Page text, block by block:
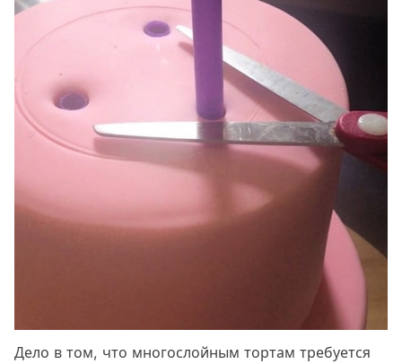
Дело в том, что многослойным тортам требуется